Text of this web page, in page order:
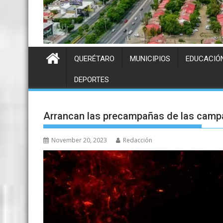
QUERÉTARO MUNICIPIOS
DEPORTES
Arrancan las precampañas de las
November 20, 2023 Redacción